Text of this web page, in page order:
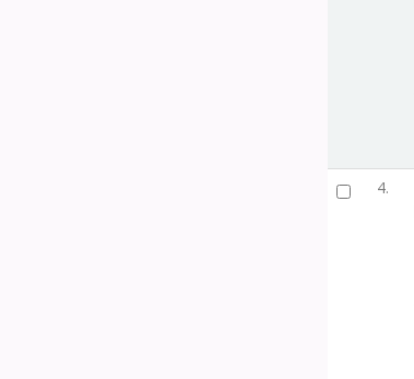
4.